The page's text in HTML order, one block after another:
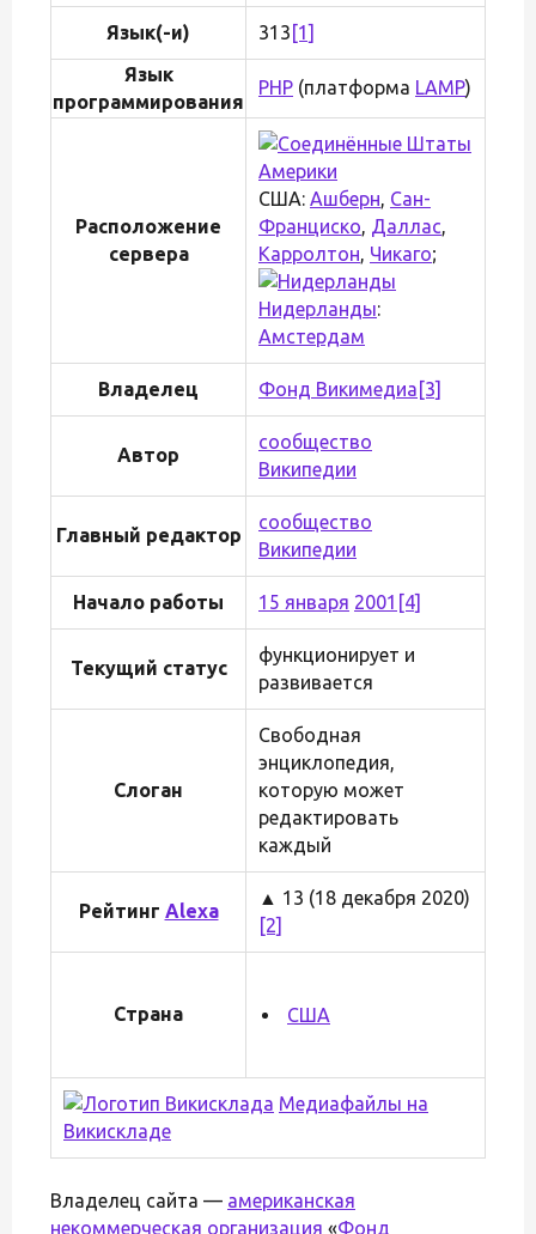
Язык(-и) 313 [1]
Язык
программирования
PHP (платформа LAMP)
Расположение
сервера
США: Ашберн, Сан-
Франциско, Даллас,
Карролтон, Чикаго;
Нидерланды:
Амстердам
Владелец Фонд Викимедиа [3]
Автор
сообщество
Википедии
Главный редактор
сообщество
Википедии
Начало работы 15 января 2001 [4]
Текущий статус
функционирует и
развивается
Слоган
Свободная
энциклопедия,
которую может
редактировать
каждый
Рейтинг Alexa
▲ 13 (18 декабря 2020)
[2]
Страна США
Медиафайлы на
Викискладе
Владелец сайта — американская
некоммерческая организация «Фонд